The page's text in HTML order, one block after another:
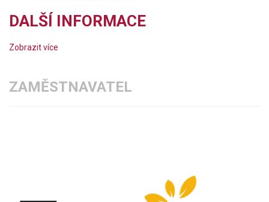
DALŠÍ INFORMACE
Zobrazit více
ZAMĚSTNAVATEL